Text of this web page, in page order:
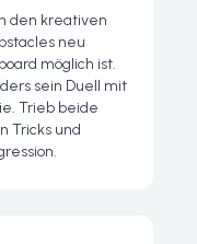
den kreativen
neu
möglich ist.
sein Duell mit
Trieb beide
Tricks und